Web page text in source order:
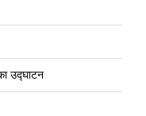
उद्घाटन